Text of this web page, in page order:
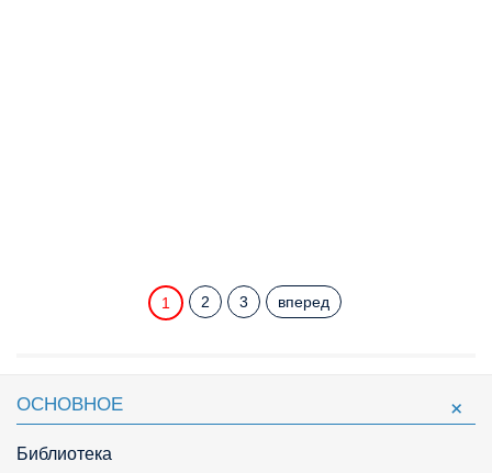
1 2 3 вперед
ОСНОВНОЕ
Библиотека